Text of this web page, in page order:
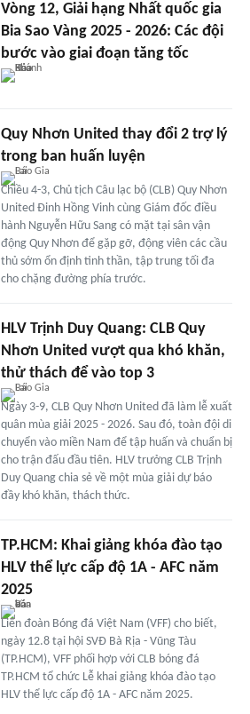
Vòng 12, Giải hạng Nhất quốc gia
Bia Sao Vàng 2025 - 2026: Các đội
bước vào giai đoạn tăng tốc
Quy Nhơn United thay đổi 2 trợ lý
trong ban huấn luyện
Chiều 4-3, Chủ tịch Câu lạc bộ (CLB) Quy Nhơn
United Đinh Hồng Vinh cùng Giám đốc điều
hành Nguyễn Hữu Sang có mặt tại sân vận
động Quy Nhơn để gặp gỡ, động viên các cầu
thủ sớm ổn định tinh thần, tập trung tối đa
cho chặng đường phía trước.
HLV Trịnh Duy Quang: CLB Quy
Nhơn United vượt qua khó khăn,
thử thách để vào top 3
Ngày 3-9, CLB Quy Nhơn United đã làm lễ xuất
quân mùa giải 2025 - 2026. Sau đó, toàn đội di
chuyển vào miền Nam để tập huấn và chuẩn bị
cho trận đấu đầu tiên. HLV trưởng CLB Trịnh
Duy Quang chia sẻ về một mùa giải dự báo
đầy khó khăn, thách thức.
TP.HCM: Khai giảng khóa đào tạo
HLV thể lực cấp độ 1A - AFC năm
2025
Liên đoàn Bóng đá Việt Nam (VFF) cho biết,
ngày 12.8 tại hội SVĐ Bà Rịa - Vũng Tàu
(TP.HCM), VFF phối hợp với CLB bóng đá
TP.HCM tổ chức Lễ khai giảng khóa đào tạo
HLV thể lực cấp độ 1A - AFC năm 2025.